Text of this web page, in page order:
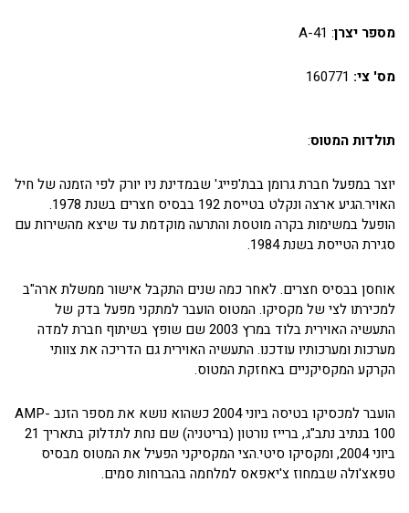
מספר יצרן: A-41
מס' צי:
תולדות המטוס:
יוצר במפעל חברת גרומן בבת'פייג' שבמדינת ניו יורק לפי הזמנה של חיל
האויר.הגיע ארצה ונקלט בטייסת 192 בבסיס חצרים בשנת 1978.
הופעל במשימות בקרה מוטסת והתרעה מוקדמת עד שיצא מהשירות עם
סגירת הטייסת בשנת 1984.
אוחסן בבסיס חצרים. לאחר כמה שנים התקבל אישור ממשלת ארה"ב
למכירתו לצי של מקסיקו. המטוס הועבר למתקני מפעל בדק של
התעשיה האוירית בלוד במרץ 2003 שם שופץ בשיתוף חברת למדה
מערכות ומערכותיו עודכנו. התעשיה האוירית גם הדריכה את צוותי
הקרקע המקסיקניים באחזקת המטוס.
הועבר למכסיקו בטיסה ביוני 2004 כשהוא נושא את מספר הזנב AMP-
100 בנתיב נתב"ג, ברייז נורטון (בריטניה) שם נחת לתדלוק בתאריך 21
ביוני 2004, ומקסיקו סיטי.הצי המקסיקני הפעיל את המטוס מבסיס
טפאצ'ולה שבמחוז צ'יאפאס למלחמה בהברחות סמים.